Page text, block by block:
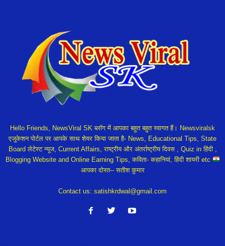
Hello Friends, NewsViral SK ब्लॉग में आपका बहुत बहुत स्वागत हैं। Newsviralsk
एजुकेशन पोर्टल पर आपके साथ शेयर किया जाता है- News, Educational Tips, State
Board लेटेस्ट न्यूज, Current Affairs, राष्ट्रीय और अंतर्राष्ट्रीय दिवस , Quiz in हिंदी ,
Blogging Website and Online Earning Tips, कविता- कहानियां, हिंदी शायरी etc
आपका दोस्त-- सतीश कुमार
Contact us: satishkrdwal@gmail.com